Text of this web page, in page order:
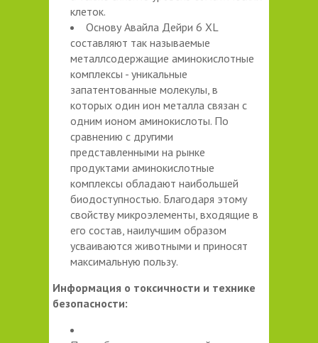
клеток.
Основу Авайла Дейри 6 XL
составляют так называемые
металлсодержащие аминокислотные
комплексы - уникальные
запатентованные молекулы, в
которых один ион металла связан с
одним ионом аминокислоты. По
сравнению с другими
представленными на рынке
продуктами аминокислотные
комплексы обладают наибольшей
биодоступностью. Благодаря этому
свойству микроэлементы, входящие в
его состав, наилучшим образом
усваиваются животными и приносят
максимальную пользу.
Информация о токсичности и технике
безопасности: